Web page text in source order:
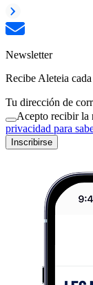
Newsletter
Recibe Aleteia
Tu dirección de
Acepto recibir la
privacidad para
Inscribirse